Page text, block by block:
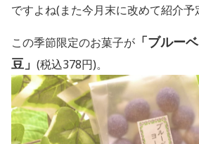
ですよね(また今月末に改めて紹介予
この季節限定のお菓子が 「ブルー
豆 」 (税込378円)。